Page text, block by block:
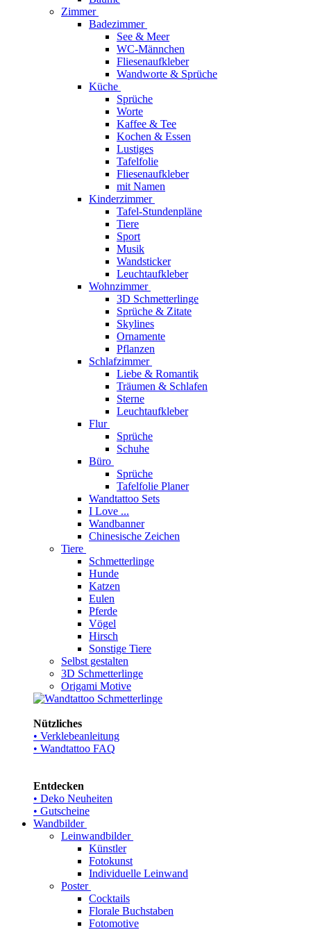
Zimmer
Badezimmer
See & Meer
WC-Männchen
Fliesenaufkleber
Wandworte & Sprüche
Küche
Sprüche
Worte
Kaffee & Tee
Kochen & Essen
Lustiges
Tafelfolie
Fliesenaufkleber
mit Namen
Kinderzimmer
Tafel-Stundenpläne
Tiere
Sport
Musik
Wandsticker
Leuchtaufkleber
Wohnzimmer
3D Schmetterlinge
Sprüche & Zitate
Skylines
Ornamente
Pflanzen
Schlafzimmer
Liebe & Romantik
Träumen & Schlafen
Sterne
Leuchtaufkleber
Flur
Sprüche
Schuhe
Büro
Sprüche
Tafelfolie Planer
Wandtattoo Sets
I Love ...
Wandbanner
Chinesische Zeichen
Tiere
Schmetterlinge
Hunde
Katzen
Eulen
Pferde
Vögel
Hirsch
Sonstige Tiere
Selbst gestalten
3D Schmetterlinge
Origami Motive
Nützliches
• Verklebeanleitung
• Wandtattoo FAQ
Entdecken
• Deko Neuheiten
• Gutscheine
Wandbilder
Leinwandbilder
Künstler
Fotokunst
Individuelle Leinwand
Poster
Cocktails
Florale Buchstaben
Fotomotive